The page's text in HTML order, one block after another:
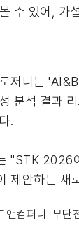
수 있어, 가
저니는
분석 결과
.
"STK 2026
제안하는 새
앤컴퍼니. 무단